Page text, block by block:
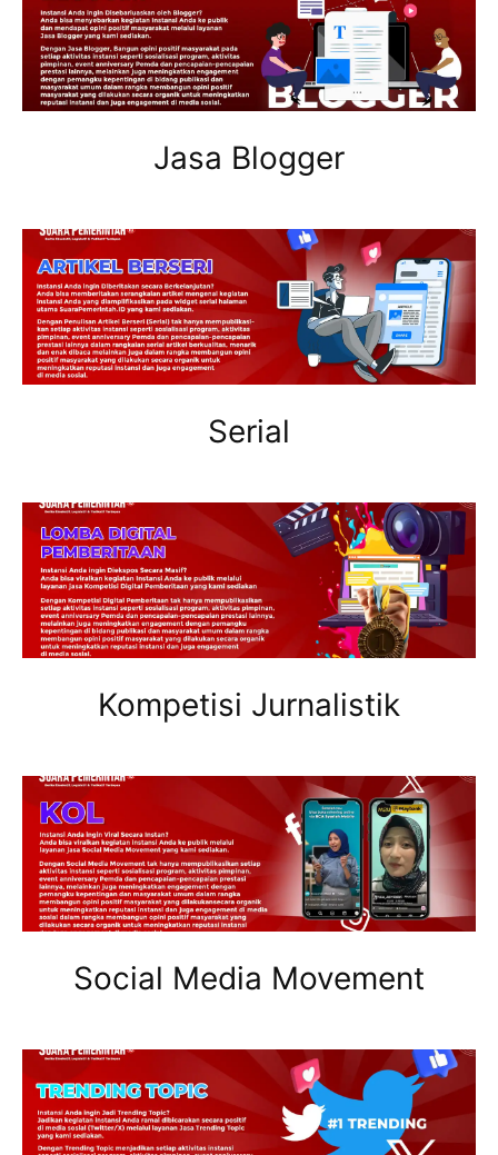
Jasa Blogger
Serial
Kompetisi Jurnalistik
Social Media Movement